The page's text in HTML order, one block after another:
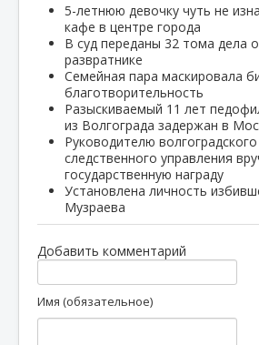
5-летнюю девочку чуть не
кафе в центре города
В суд переданы 32 тома дела
развратнике
Семейная пара маскировала
благотворительность
Разыскиваемый 11 лет
из Волгограда задержан в
Руководителю волгоградского
следственного управления
государственную награду
Установлена личность
Музраева
Добавить комментарий
Имя (обязательное)